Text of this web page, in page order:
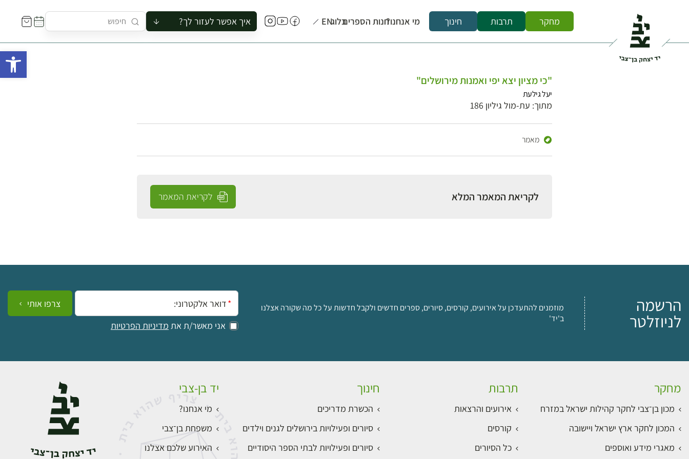
מחקר תרבות חינוך מי אנחנו?חנות הספריםבלוגEN איך אפשר לעזור לך?
להזמין סיור לקבוצה
"כי מציון יצא יפי ואמנות מירושלים"
יעל גילעת
מתוך: עת-מול גיליון 186
מאמר
לקריאת המאמר המלא לקריאת המאמר
הרשמה
לניוזלטר
מוזמנים להתעדכן על אירועים, קורסים, סיורים, ספרים חדשים ולקבל חדשות על כל מה שקורה אצלנו
ב'יד'
אימייל:
אני מאשר/ת את מדיניות הפרטיות
צרפו אותי
מחקר
מכון בן־צבי לחקר קהילות ישראל במזרח
המכון לחקר ארץ ישראל ויישובה
מאגרי מידע ואוספים
תרבות
אירועים והרצאות
קורסים
כל הסיורים
חינוך
הכשרת מדריכים
סיורים ופעילויות בירושלים לגנים וילדים
סיורים ופעילויות לבתי הספר היסודיים
יד בן-צבי
מי אנחנו?
משפחת בן־צבי
האירוע שלכם אצלנו